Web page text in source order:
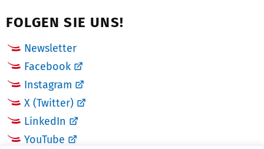
FOLGEN SIE UNS!
Newsletter
Facebook
Instagram
X (Twitter)
LinkedIn
YouTube